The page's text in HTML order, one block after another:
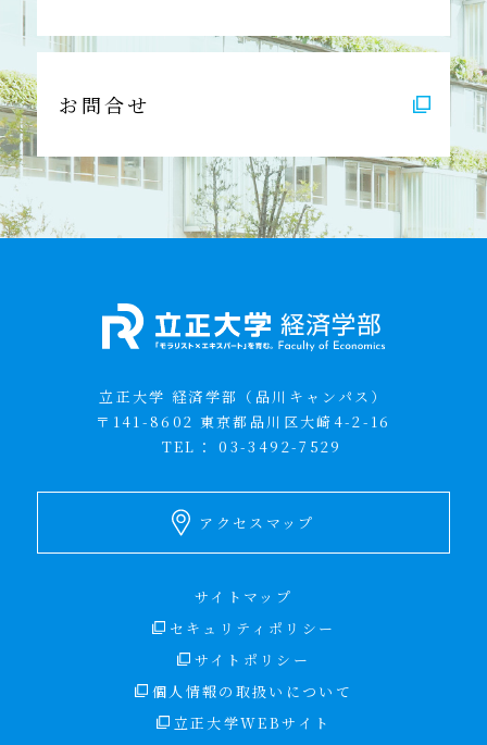
お問合せ
立正大学 経済学部（品川キャンパス）
〒141-8602 東京都品川区大崎4-2-16
TEL：03-3492-7529
アクセスマップ
サイトマップ
セキュリティポリシー
サイトポリシー
個人情報の取扱いについて
立正大学WEBサイト